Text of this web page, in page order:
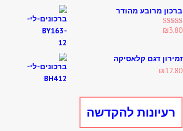
ברכון מרובע מהודר
Rated5.00
₪3.80
זמירון דגם קלאסיקה
₪12.80
רעיונות להקדשה